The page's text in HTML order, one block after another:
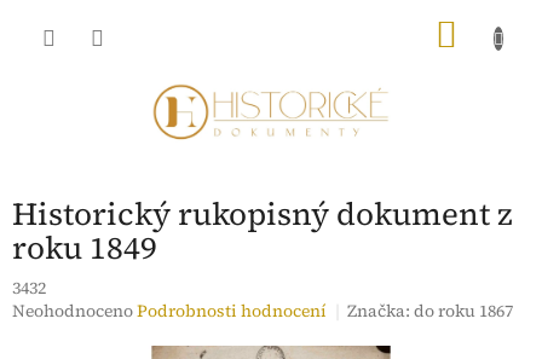
Historický rukopisný dokument z
roku 1849
3432
Průměrné
NeohodnocenoPodrobnosti hodnocení Značka:do roku 1867